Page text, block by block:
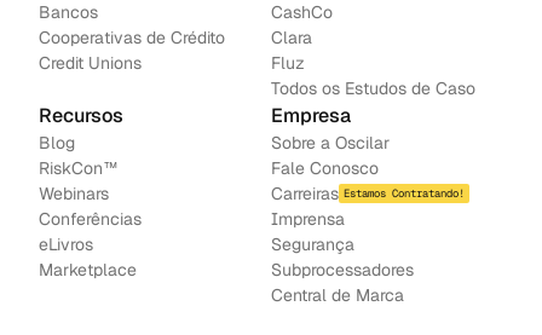
Bancos
Cooperativas de Crédito
Credit Unions
CashCo
Clara
Fluz
Todos os Estudos de Caso
Recursos
Blog
RiskCon™
Webinars
Conferências
eLivros
Marketplace
Empresa
Sobre a Oscilar
Fale Conosco
Carreiras Estamos Contratando!
Imprensa
Segurança
Subprocessadores
Central de Marca